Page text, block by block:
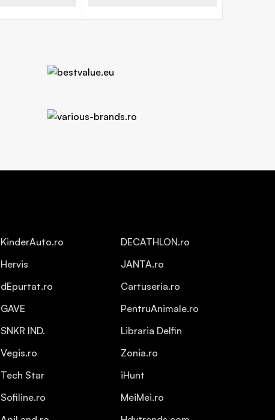
KinderAuto.ro
Hervis
dEpurtat.ro
GAVE
SNKR IND.
Vegis.ro
Tech Star
Sofiline.ro
DECATHLON.ro
JANTA.ro
Cartuseria.ro
PentruAnimale.ro
Libraria Delfin
Zonia.ro
iHunt
MeiMei.ro